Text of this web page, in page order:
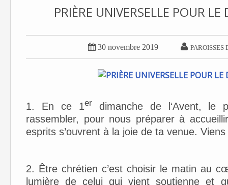
PRIÈRE UNIVERSELLE POUR
 30 novembre 2019  PAROISSES
1. En ce 1erdimanche de l‘Avent, le
rassembler, pour nous préparer à
esprits s’ouvrent à la joie de ta venue.
2. Être chrétien c’est choisir le matin au
lumière de celui qui vient soutienne et